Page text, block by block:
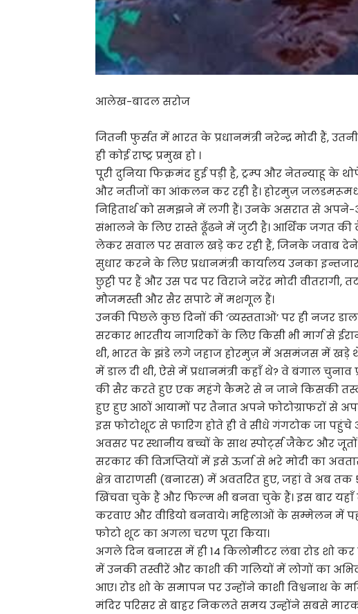
आलेख-बादल सरोज
जितनी फुर्सत में भारत के प्रधानमंत्री नरेन्द्र मोदी हैं,
ही कोई राष्ट्र प्रमुख हो ।
पूरी दुनिया फिक्रमंद हुई पड़ी है, ट्रम्प और नेतन्याहू के
और नतीजों का आंकलन कर रही है। होरमुज़
निहितार्थ को समझने में लगी हैं। उनके असरात से
संभालने के लिए रास्ते ढूँढने में जुटी है। आर्थिक जगत की
लेकर सवाल पर सवाल खड़े कर रही हैं, जिनके जवाब
सुधार करने के लिए प्रधानमंत्री कार्यालय उनका
छुट्टी पर हैं और उस पद पर विराजे नरेंद्र मोदी वीतरागी,
मौजमस्ती और सैर सपाटे में मशगूल हैं।
उनकी पिछले कुछ दिनों की ‘व्यस्तताओं’ पर ही नजर
सरकार भारतीय नागरिकों के लिए किसी भी मार्ग से
थी, भारत के झंडे लगे जहाज होरमुज़ में असमंजस में खड़े
में डाल दी थी, ऐसे में प्रधानमंत्री कहाँ थे? वे बंगाल
की सैर करते हुए एक महंगे कैमरे से न जाने किसकी
हुए हुए आठों आयामों पर तैनात अपने फोटोग्राफरों से
इस फोटोशूट से फारिग होते ही वे सीधे गंगटोक जा
अवसर पर स्थानीय बच्चों के साथ स्पोर्ट्स जैकेट और
सरकार की विज्ञप्तियों में इसे ऊर्जा से भरे मोदी का
क्षेत्र वाराणसी (बनारस) में अवतरित हुए, जहां वे अब
खिंचवा चुके हैं और फिल्म भी बनवा चुके हैं। इस बार
करवाए और वीडियो बनवाये। महिलाओं के सम्मेलन में
फोटो शूट का अगला चरण पूरा किया।
अगले दिन बनारस में ही 14 किलोमीटर लंबा रोड शो
में उनकी तस्वीरें और काशी की गलियों में लोगों का
आए। रोड शो के समापन पर उन्होंने काशी विश्वनाथ के
मंदिर परिसर से बाहर निकलते समय उन्होंने सबसे